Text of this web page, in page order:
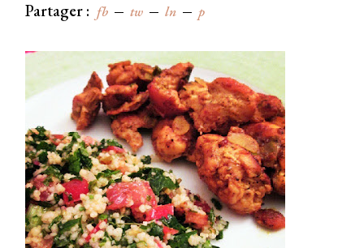
Partager : fb tw ln p